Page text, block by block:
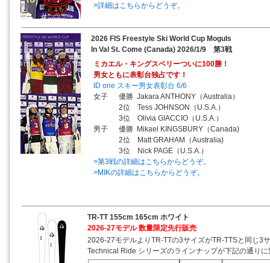
>詳細はこちらからどうぞ。
2026 FIS Freestyle Ski World Cup Moguls
In Val St. Come (Canada) 2026/1/9 第3戦
ミカエル・キングスベリーついに100勝！
男女ともに表彰台独占です！
ID one スキー男女表彰台 6/6
女子 優勝 Jakara ANTHONY（Australia）
2位 Tess JOHNSON（U.S.A.）
3位 Olivia GIACCIO（U.S.A.）
男子 優勝 Mikael KINGSBURY（Canada)
2位 Matt GRAHAM（Australia)
3位 Nick PAGE（U.S.A.）
>第3戦の詳細はこちらからどうぞ。
>MIKの詳細はこちらからどうぞ。
TR-TT 155cm 165cm ホワイト
2026-27モデル 数量限定先行販売
2026-27モデルよりTR-TTの3サイズがTR-TTSと同じ3
Technical Ride シリーズのラインナップが下記の通り